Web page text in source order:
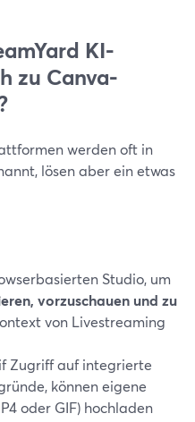
KI-
zu Canva-
werden oft in
lösen aber ein etwas
Studio, um
vorzuschauen und zu
von Livestreaming
Zugriff auf integrierte
können eigene
oder GIF) hochladen